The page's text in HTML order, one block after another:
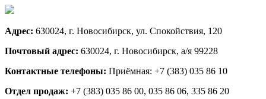
Адрес: 630024, г. Новосибирск, ул. Спокойствия, 120
Почтовый адрес: 630024, г. Новосибирск, а/я 99228
Контактные телефоны: Приёмная: +7 (383) 035 86 10
Отдел продаж: +7 (383) 035 86 00, 035 86 06, 335 86 20